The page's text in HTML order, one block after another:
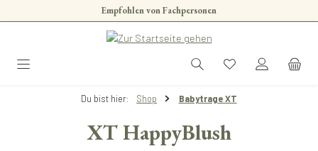
Zum Hauptinhalt springenEmpfohlen von Fachpersonen
Du bist hier: Shop Babytrage XT
XT HappyBlush